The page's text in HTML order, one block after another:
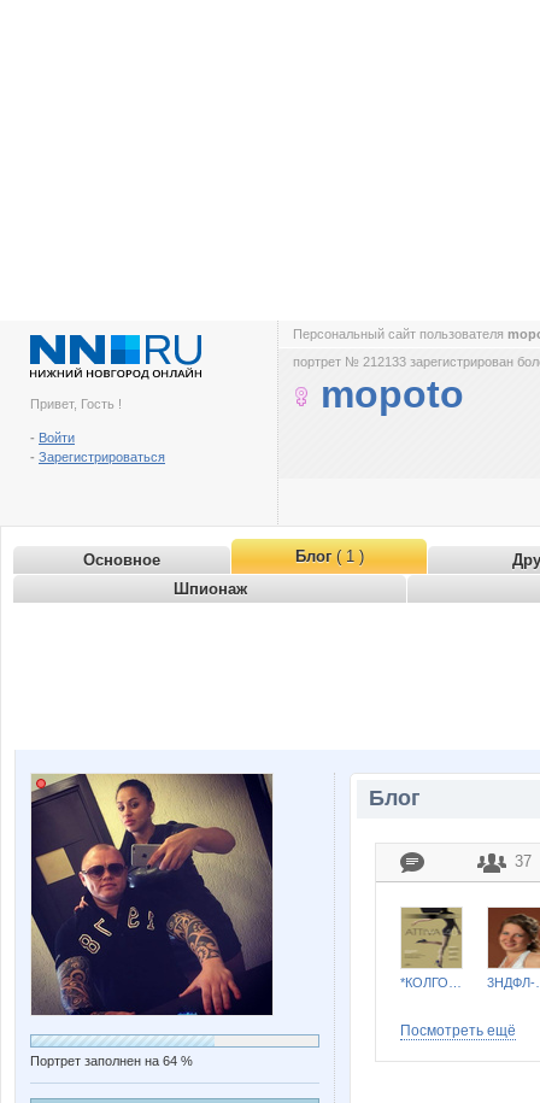
Привет, Гость !
- Войти
- Зарегистрироваться
Персональный сайт пользователя
портрет № 212133 зарегистрирован
mopoto
Основное Блог( 1 )
Шпионаж
Портрет заполнен на 64 %
Блог
37
Посмотреть ещё